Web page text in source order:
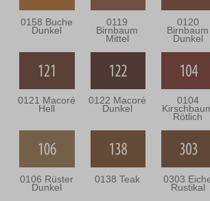
0158 Buche
Dunkel
0119
Birnbaum
Mittel
0120
Birnbaum
Dunkel
0121 Macoré
Hell
0122 Macoré
Dunkel
0104
Rötlich
0106 Rüster
Dunkel
0138 Teak 0303
Rustikal